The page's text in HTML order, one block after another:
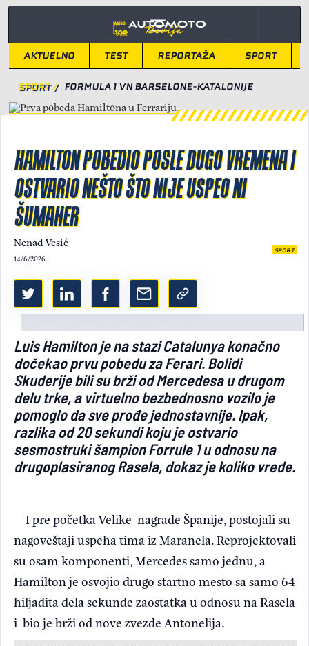
Light/Dark mode
AKTUELNO TEST REPORTAŽA SPORT
SPORT / FORMULA 1 VN BARSELONE-KATALONIJE
HAMILTON POBEDIO POSLE DUGO VREMENA I
OSTVARIO NEŠTO ŠTO NIJE USPEO NI
ŠUMAHER
Nenad Vesić
14/6/2026
SPORT
Luis Hamilton je na stazi Catalunya konačno
dočekao prvu pobedu za Ferari. Bolidi
Skuderije bili su brži od Mercedesa u drugom
delu trke, a virtuelno bezbednosno vozilo je
pomoglo da sve prođe jednostavnije. Ipak,
razlika od 20 sekundi koju je ostvario
sesmostruki šampion Forrule 1 u odnosu na
drugoplasiranog Rasela, dokaz je koliko vrede.
I pre početka Velike nagrade Španije, postojali su
nagoveštaji uspeha tima iz Maranela. Reprojektovali
su osam komponenti, Mercedes samo jednu, a
Hamilton je osvojio drugo startno mesto sa samo 64
hiljadita dela sekunde zaostatka u odnosu na Rasela
i bio je brži od nove zvezde Antonelija.